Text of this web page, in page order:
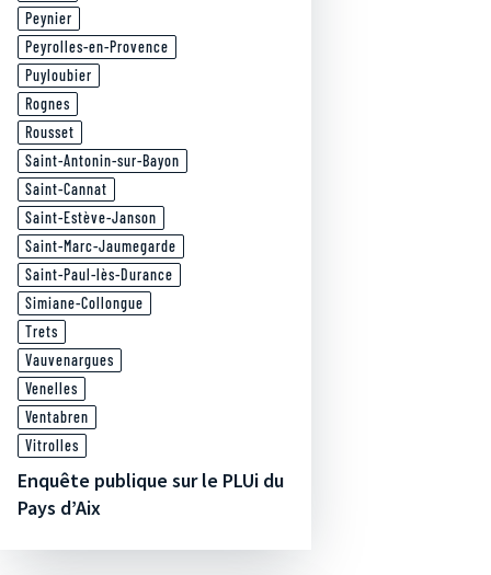
Peynier
Peyrolles-en-Provence
Puyloubier
Rognes
Rousset
Saint-Antonin-sur-Bayon
Saint-Cannat
Saint-Estève-Janson
Saint-Marc-Jaumegarde
Saint-Paul-lès-Durance
Simiane-Collongue
Trets
Vauvenargues
Venelles
Ventabren
Vitrolles
Enquête publique sur le PLUi du
Pays d’Aix